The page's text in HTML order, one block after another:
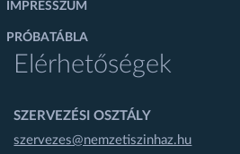
IMPRESSZUM
PRÓBATÁBLA
Elérhetőségek
SZERVEZÉSI OSZTÁLY
szervezes@nemzetiszinhaz.hu